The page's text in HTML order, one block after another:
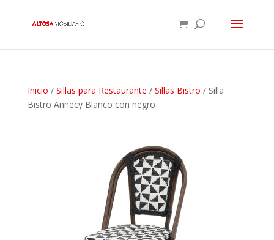
Inicio / Sillas para Restaurante / Sillas Bistro / Silla
Bistro Annecy Blanco con negro